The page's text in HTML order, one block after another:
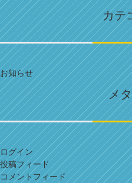
カテ
お知らせ
メ
ログイン
投稿フィード
コメントフィード